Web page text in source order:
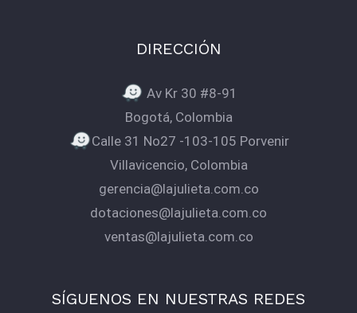
DIRECCIÓN
Av Kr 30 #8-91
Bogotá, Colombia
Calle 31 No27 -103-105 Porvenir
Villavicencio, Colombia
gerencia@lajulieta.com.co
dotaciones@lajulieta.com.co
ventas@lajulieta.com.co
SÍGUENOS EN NUESTRAS REDES